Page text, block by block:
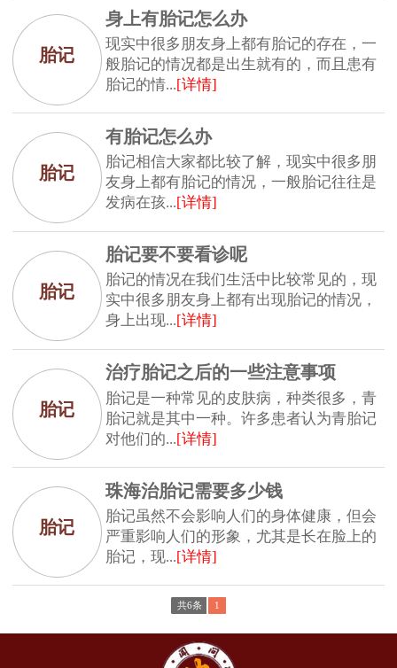
胎记
身上有胎记怎么办
现实中很多朋友身上都有胎记的存在，一
般胎记的情况都是出生就有的，而且患有
胎记的情...[详情]
胎记
有胎记怎么办
胎记相信大家都比较了解，现实中很多朋
友身上都有胎记的情况，一般胎记往往是
发病在孩...[详情]
胎记
胎记要不要看诊呢
胎记的情况在我们生活中比较常见的，现
实中很多朋友身上都有出现胎记的情况，
身上出现...[详情]
胎记
治疗胎记之后的一些注意事项
胎记是一种常见的皮肤病，种类很多，青
胎记就是其中一种。许多患者认为青胎记
对他们的...[详情]
胎记
珠海治胎记需要多少钱
胎记虽然不会影响人们的身体健康，但会
严重影响人们的形象，尤其是长在脸上的
胎记，现...[详情]
共6条 1